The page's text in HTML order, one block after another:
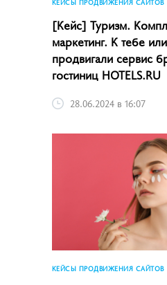
[Кейс] Туризм.
маркетинг. К тебе
продвигали сервис
гостиниц HOTELS.RU
28.06.2024 в 16:07
КЕЙСЫ ПРОДВИЖЕНИЯ САЙТОВ